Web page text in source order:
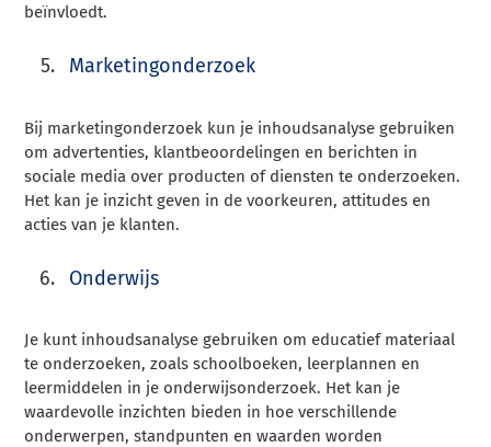
beïnvloedt.
Marketingonderzoek
Bij marketingonderzoek kun je inhoudsanalyse gebruiken
om advertenties, klantbeoordelingen en berichten in
sociale media over producten of diensten te onderzoeken.
Het kan je inzicht geven in de voorkeuren, attitudes en
acties van je klanten.
Onderwijs
Je kunt inhoudsanalyse gebruiken om educatief materiaal
te onderzoeken, zoals schoolboeken, leerplannen en
leermiddelen in je onderwijsonderzoek. Het kan je
waardevolle inzichten bieden in hoe verschillende
onderwerpen, standpunten en waarden worden